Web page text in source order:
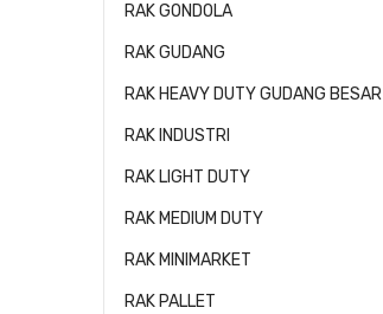
RAK GONDOLA
RAK GUDANG
RAK HEAVY DUTY GUDANG BESAR
RAK INDUSTRI
RAK LIGHT DUTY
RAK MEDIUM DUTY
RAK MINIMARKET
RAK PALLET